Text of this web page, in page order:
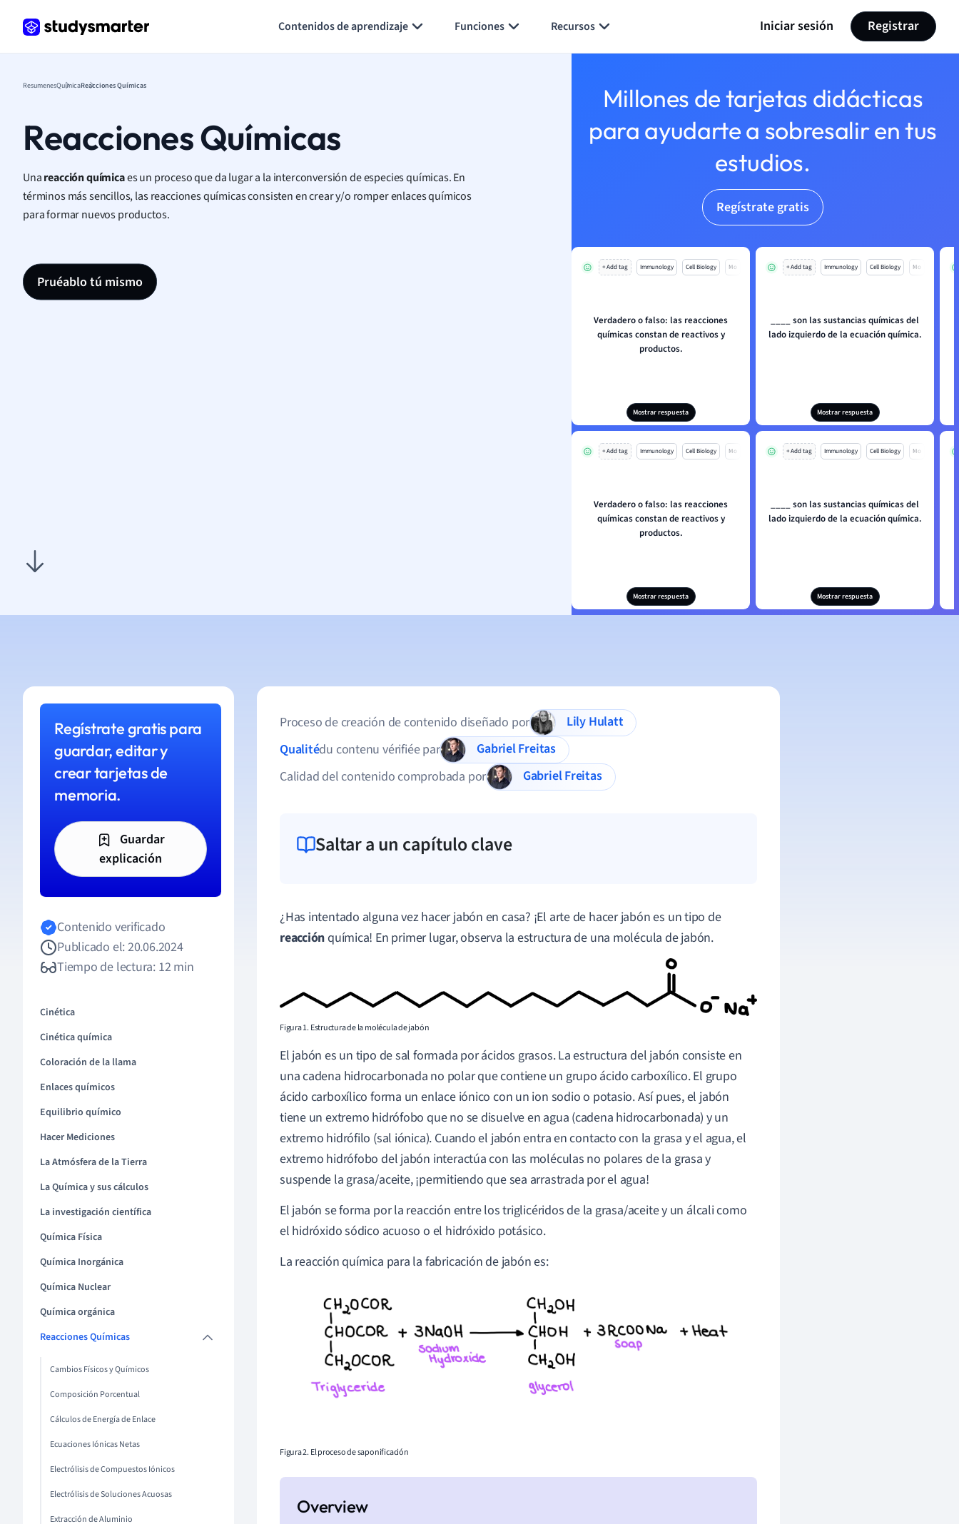
Contenidos de aprendizaje Funciones Recursos Iniciar sesión Registrar
ResumenesQuímicaReacciones Químicas
Reacciones Químicas
Unareacción químicaes un proceso que da lugar a la interconversión de especies químicas. En
términos más sencillos, las reacciones químicas consisten en crear y/o romper enlaces químicos
para formar nuevos productos.
Pruéablo tú mismo
Millones de tarjetas didácticas
para ayudarte a sobresalir en tus
estudios.
Regístrate gratis
+ Add tag Immunology Cell Biology Mo
Verdadero o falso: las reacciones
químicas constan de reactivos y
productos.
Mostrar respuesta
+ Add tag Immunology Cell Biology Mo
____ son las sustancias químicas del
lado izquierdo de la ecuación química.
Mostrar respuesta
+ Add tag Immunology Cell Biology Mo
Verdadero o falso: las reacciones
químicas constan de reactivos y
productos.
Mostrar respuesta
+ Add tag Immunology Cell Biology Mo
____ son las sustancias químicas del
lado izquierdo de la ecuación química.
Mostrar respuesta
Regístrate gratis para
guardar, editar y
crear tarjetas de
memoria.
Guardar
explicación
Contenido verificado
Publicado el: 20.06.2024
Tiempo de lectura: 12 min
Cinética
Cinética química
Coloración de la llama
Enlaces químicos
Equilibrio químico
Hacer Mediciones
La Atmósfera de la Tierra
La Química y sus cálculos
La investigación científica
Química Física
Química Inorgánica
Química Nuclear
Química orgánica
Reacciones Químicas
Cambios Físicos y Químicos
Composición Porcentual
Cálculos de Energía de Enlace
Ecuaciones Iónicas Netas
Electrólisis de Compuestos Iónicos
Electrólisis de Soluciones Acuosas
Extracción de Aluminio
Proceso de creación de contenido diseñado por
Lily Hulatt
Qualitédu contenu vérifiée par
Gabriel Freitas
Calidad del contenido comprobada por
Gabriel Freitas
Saltar a un capítulo clave
¿Has intentado alguna vez hacer jabón en casa? ¡El arte de hacer jabón es un tipo de
reacciónquímica! En primer lugar, observa la estructura de una molécula de jabón.
Figura 1. Estructura de la molécula de jabón
El jabón es un tipo de sal formada por ácidos grasos. La estructura del jabón consiste en
una cadena hidrocarbonada no polar que contiene un grupo ácido carboxílico. El grupo
ácido carboxílico forma un enlace iónico con un ion sodio o potasio. Así pues, el jabón
tiene un extremo hidrófobo que no se disuelve en agua (cadena hidrocarbonada) y un
extremo hidrófilo (sal iónica). Cuando el jabón entra en contacto con la grasa y el agua, el
extremo hidrófobo del jabón interactúa con las moléculas no polares de la grasa y
suspende la grasa/aceite, ¡permitiendo que sea arrastrada por el agua!
El jabón se forma por la reacción entre los triglicéridos de la grasa/aceite y un álcali como
el hidróxido sódico acuoso o el hidróxido potásico.
La reacción química para la fabricación de jabón es:
Figura 2. El proceso de saponificación